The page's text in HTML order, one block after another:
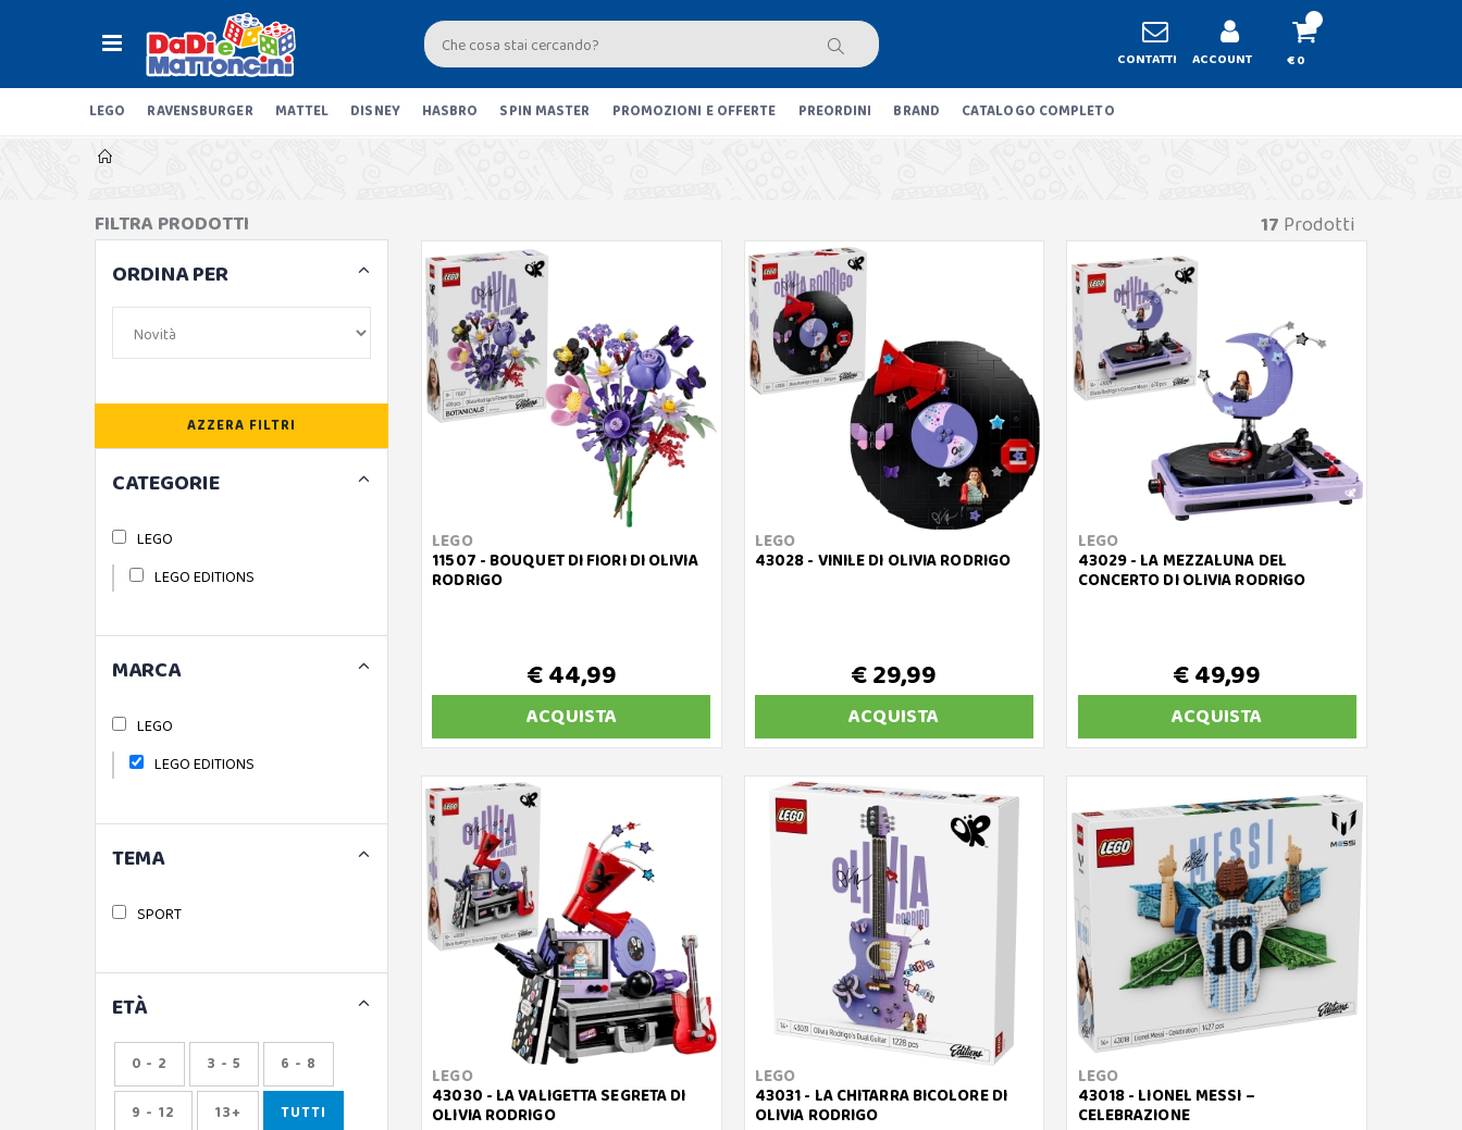
CONTATTI ACCOUNT € 0
LEGO RAVENSBURGER MATTEL DISNEY HASBRO SPIN MASTER PROMOZIONI E OFFERTE PREORDINI BRAND CATALOGO COMPLETO
17 Prodotti
LEGO
11507 - BOUQUET DI FIORI DI OLIVIA
RODRIGO
€ 44,99
ACQUISTA
LEGO
43028 - VINILE DI OLIVIA RODRIGO
€ 29,99
ACQUISTA
LEGO
43029 - LA MEZZALUNA DEL
CONCERTO DI OLIVIA RODRIGO
€ 49,99
ACQUISTA
LEGO
43030 - LA VALIGETTA SEGRETA DI
OLIVIA RODRIGO
LEGO
43031 - LA CHITARRA BICOLORE DI
OLIVIA RODRIGO
LEGO
43018 - LIONEL MESSI –
CELEBRAZIONE
FILTRA PRODOTTI
ORDINA PER
AZZERA FILTRI
CATEGORIE
LEGO
LEGO EDITIONS
MARCA
LEGO
LEGO EDITIONS
TEMA
SPORT
ETÀ
0 - 2 3 - 5 6 - 8
9 - 12 13+ TUTTI